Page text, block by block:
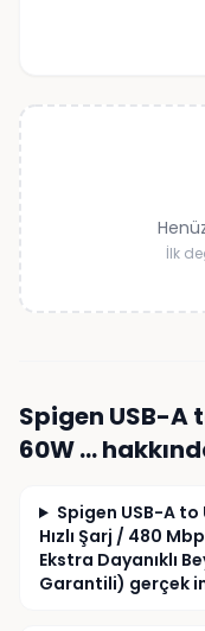
İlk
Spigen USB-A
60W …
Spigen USB-A to
Hızlı Şarj / 480
Ekstra Dayanıklı
Garantili) gerçek